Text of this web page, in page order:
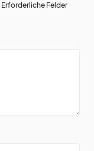
Erforderliche Felder